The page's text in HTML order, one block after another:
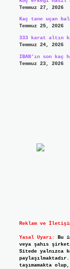
Temmuz 27, 2026
Kaç tane uçan
Temmuz 25, 2026
333 karat altın
Temmuz 24, 2026
IBAN’ın son kaç
Temmuz 23, 2026
Reklam ve
Yasal Uyarı:
Bu
veya şahıs
Sitede yalnızca
taşımamakta